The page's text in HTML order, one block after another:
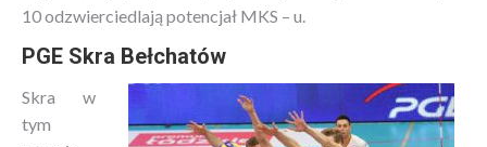
10 odzwierciedlają potencjał MKS – u.
PGE Skra Bełchatów
Skra w
tym